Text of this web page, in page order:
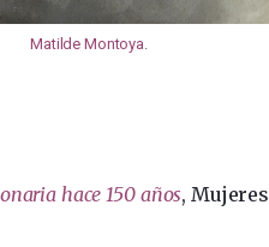
Matilde Montoya.
hace 150 años, Mujeres